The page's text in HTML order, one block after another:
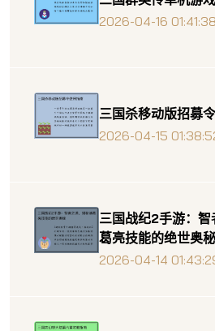
2026-04-16 01:41:38
三国杀移动版招募
2026-04-15
三国战纪2手游：
葛亮技能的绝世奥秘
2026-04-14